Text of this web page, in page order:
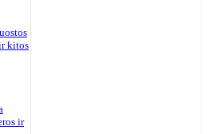
kitos
ir